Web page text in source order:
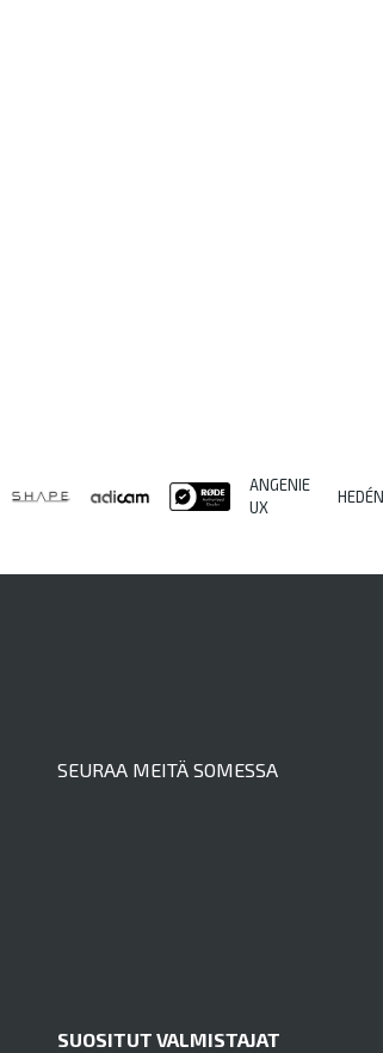
ANGENIE
UX
HEDÉN
SEURAA MEITÄ SOMESSA
SUOSITUT VALMISTAJAT